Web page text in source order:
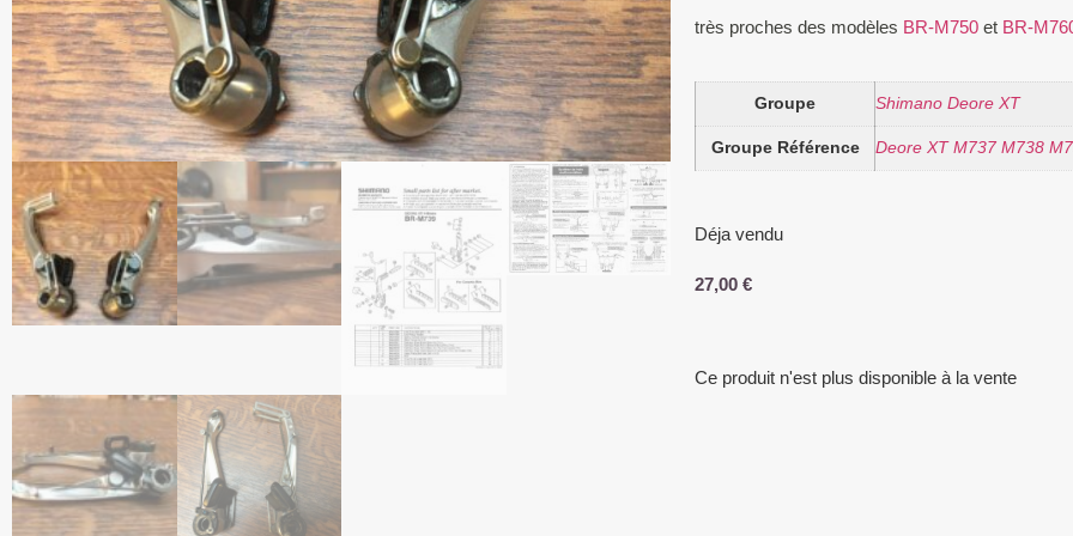
très proches des modèles BR-M750 et BR-
Groupe Shimano Deore XT
Groupe Référence Deore XT M737 M738
Déja vendu
27,00 €
Ce produit n'est plus disponible à la vente